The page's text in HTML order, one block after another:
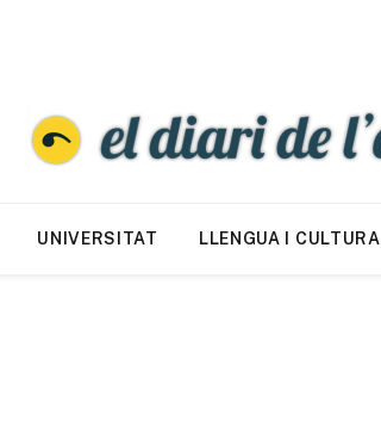
UNIVERSITAT LLENGUA I CULTURA